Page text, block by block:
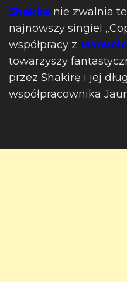
Shakira nie zwalnia
najnowszy singiel
współpracy z
towarzyszy
przez Shakirę i jej
współpracownika